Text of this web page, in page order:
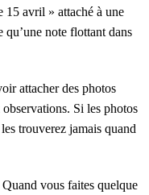
15 avril » attaché à une
qu’une note flottant dans
attacher des photos
Si les photos
trouverez jamais quand
Quand vous faites quelque